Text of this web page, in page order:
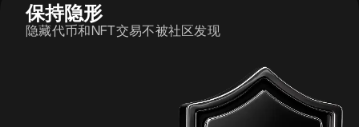
保持隐形
隐藏代币和NFT交易不被社区发现